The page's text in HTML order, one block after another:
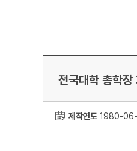
전국대학 총학장
제작연도 1980-